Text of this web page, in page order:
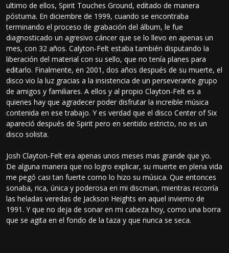
ultimo de ellos, Spirit Touches Ground, editado de manera
póstuma. En diciembre de 1999, cuando se encontraba
terminando el proceso de grabación del álbum, le fue
diagnosticado un agresivo cáncer que se lo llevo en apenas un
mes, con 32 años. Calyton-Felt estaba también disputando la
liberación del material con su sello, que no tenía planes para
editarlo. Finalmente, en 2001, dos años después de su muerte, el
disco vio la luz gracias a la insistencia de un perseverante grupo
de amigos y familiares. A ellos y al propio Clayton-Felt es a
quienes hay que agradecer poder disfrutar la increible música
contenida en ese trabajo. Y es verdad que el disco Center of Six
apareció después de Spirit pero en sentido estricto, no es un
disco solista.
Josh Clayton-Felt era apenas unos meses mas grande que yo.
De alguna manera que no logro explicar, su muerte en plena vida
me pegó casi tan fuerte como lo hizo su música. Que entonces
sonaba, rica, única y poderosa en mi discman, mientras recorría
las heladas veredas de Jackson Heights en aquel invierno de
1991. Y que no deja de sonar en mi cabeza hoy, como una borra
que se agita en el fondo de la taza y que nunca se seca.